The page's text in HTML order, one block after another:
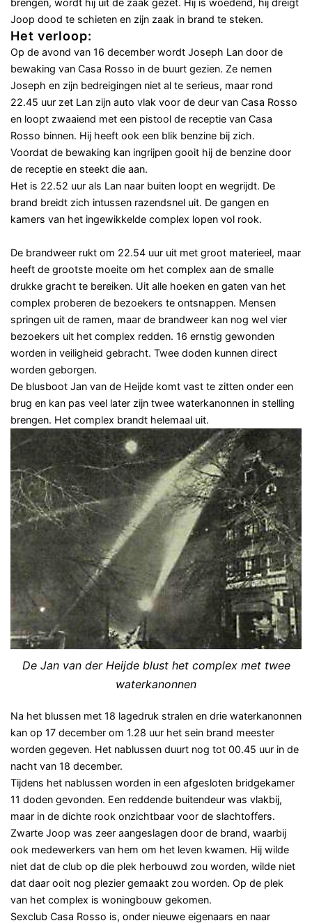
brengen, wordt hij uit de zaak gezet. Hij is woedend, hij dreigt
Joop dood te schieten en zijn zaak in brand te steken.
Het verloop:
Op de avond van 16 december wordt Joseph Lan door de
bewaking van Casa Rosso in de buurt gezien. Ze nemen
Joseph en zijn bedreigingen niet al te serieus, maar rond
22.45 uur zet Lan zijn auto vlak voor de deur van Casa Rosso
en loopt zwaaiend met een pistool de receptie van Casa
Rosso binnen. Hij heeft ook een blik benzine bij zich.
Voordat de bewaking kan ingrijpen gooit hij de benzine door
de receptie en steekt die aan.
Het is 22.52 uur als Lan naar buiten loopt en wegrijdt. De
brand breidt zich intussen razendsnel uit. De gangen en
kamers van het ingewikkelde complex lopen vol rook.
De brandweer rukt om 22.54 uur uit met groot materieel, maar
heeft de grootste moeite om het complex aan de smalle
drukke gracht te bereiken. Uit alle hoeken en gaten van het
complex proberen de bezoekers te ontsnappen. Mensen
springen uit de ramen, maar de brandweer kan nog wel vier
bezoekers uit het complex redden. 16 ernstig gewonden
worden in veiligheid gebracht. Twee doden kunnen direct
worden geborgen.
De blusboot Jan van de Heijde komt vast te zitten onder een
brug en kan pas veel later zijn twee waterkanonnen in stelling
brengen. Het complex brandt helemaal uit.
De Jan van der Heijde blust het complex met twee
waterkanonnen
Na het blussen met 18 lagedruk stralen en drie waterkanonnen
kan op 17 december om 1.28 uur het sein brand meester
worden gegeven. Het nablussen duurt nog tot 00.45 uur in de
nacht van 18 december.
Tijdens het nablussen worden in een afgesloten bridgekamer
11 doden gevonden. Een reddende buitendeur was vlakbij,
maar in de dichte rook onzichtbaar voor de slachtoffers.
Zwarte Joop was zeer aangeslagen door de brand, waarbij
ook medewerkers van hem om het leven kwamen. Hij wilde
niet dat de club op die plek herbouwd zou worden, wilde niet
dat daar ooit nog plezier gemaakt zou worden. Op de plek
van het complex is woningbouw gekomen.
Sexclub Casa Rosso is, onder nieuwe eigenaars en naar